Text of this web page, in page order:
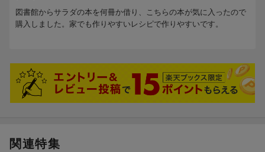
図書館からサラダの本を何冊か借り、こちらの本が気に入ったので
購入しました。家でも作りやすいレシピで作りやすいです。
関連特集